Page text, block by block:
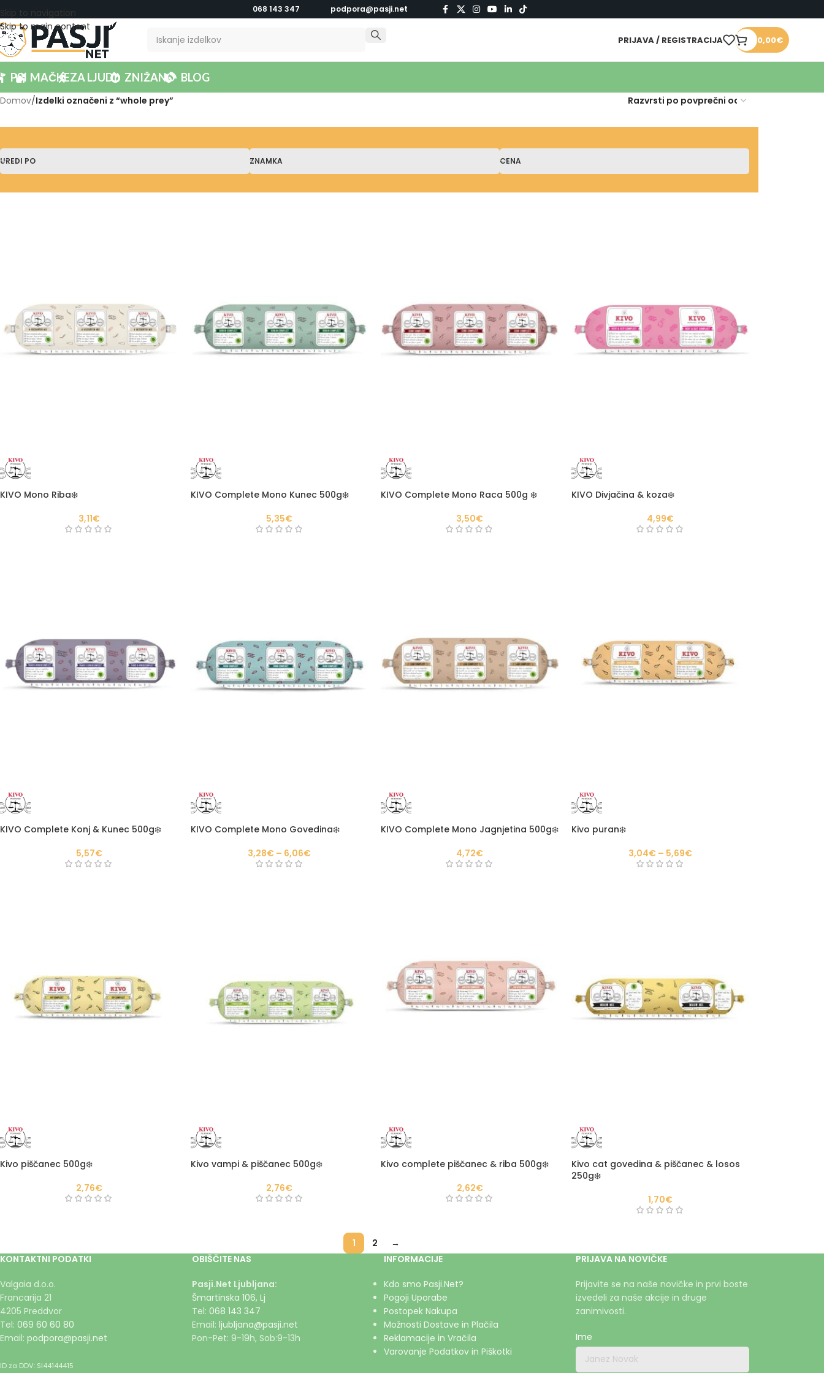
Skip to navigation
Skip to main content
068 143 347 podpora@pasji.net
PRIJAVA / REGISTRACIJA 0,00€
PSI MAČKEZA LJUDI ZNIŽANO BLOG
Domov/Izdelki označeni z “whole prey”
UREDI PO ZNAMKA CENA
KIVO Mono Riba❄️
3,11€
KIVO Complete Mono Kunec 500g❄️
5,35€
KIVO Complete Mono Raca 500g ❄️
3,50€
KIVO Divjačina & koza❄️
4,99€
KIVO Complete Konj & Kunec 500g❄️
5,57€
KIVO Complete Mono Govedina❄️
3,28€ – 6,06€
KIVO Complete Mono Jagnjetina 500g❄️
4,72€
Kivo puran❄️
3,04€ – 5,69€
Kivo piščanec 500g❄️
2,76€
Kivo vampi & piščanec 500g❄️
2,76€
Kivo complete piščanec & riba 500g❄️
2,62€
Kivo cat govedina & piščanec & losos
250g❄️
1,70€
1 2
→
KONTAKTNI PODATKI
Valgaia d.o.o.
Francarija 21
4205 Preddvor
Tel: 069 60 60 80
Email: podpora@pasji.net
ID za DDV: SI44144415
OBIŠČITE NAS
Pasji.Net Ljubljana:
Šmartinska 106, Lj
Tel: 068 143 347
Email: ljubljana@pasji.net
Pon-Pet: 9-19h, Sob:9-13h
INFORMACIJE
Kdo smo Pasji.Net?
Pogoji Uporabe
Postopek Nakupa
Možnosti Dostave in Plačila
Reklamacije in Vračila
Varovanje Podatkov in Piškotki
PRIJAVA NA NOVIČKE
Prijavite se na naše novičke in prvi boste
izvedeli za naše akcije in druge
zanimivosti.
Ime